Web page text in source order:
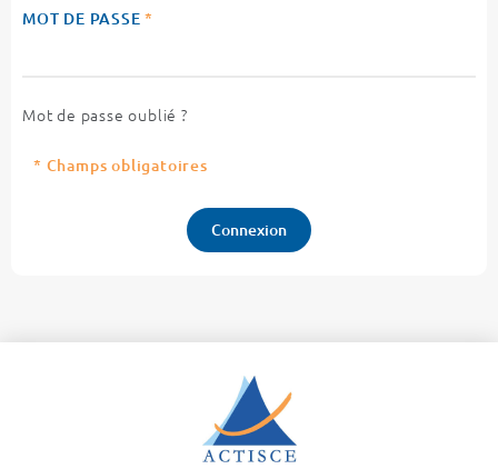
MOT DE PASSE *
Mot de passe oublié ?
* Champs obligatoires